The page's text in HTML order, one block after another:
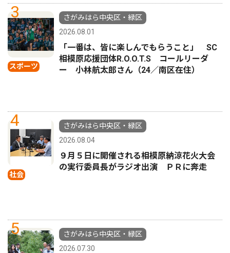
3
スポーツ
さがみはら中央区・緑区
2026.08.01
「一番は、皆に楽しんでもらうこと」 SC
相模原応援団体R.O.O.T.S コールリーダ
ー 小林航太郎さん（24／南区在住）
4
社会
さがみはら中央区・緑区
2026.08.04
９月５日に開催される相模原納涼花火大会
の実行委員長がラジオ出演 ＰＲに奔走
5
さがみはら中央区・緑区
2026.07.30